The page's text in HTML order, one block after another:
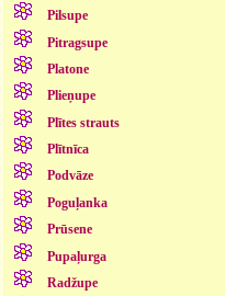
Pilsupe
Pitragsupe
Platone
Plieņupe
Plītes strauts
Plītnīca
Podvāze
Poguļanka
Prūsene
Pupaļurga
Radžupe